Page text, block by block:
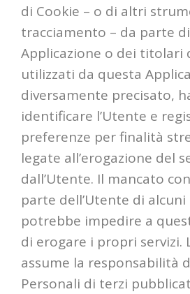
di Cookie – o di altri
tracciamento – da parte
Applicazione o dei titolari
utilizzati da questa
diversamente precisato,
identificare l’Utente e
preferenze per finalità
legate all’erogazione del
dall’Utente. Il mancato
parte dell’Utente di
potrebbe impedire a
di erogare i propri servizi.
assume la responsabilità
Personali di terzi